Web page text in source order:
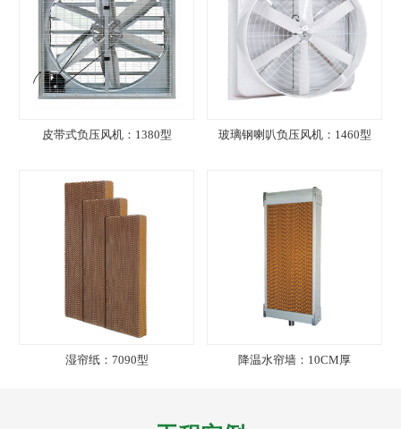
皮带式负压风机：1380型 玻璃钢喇叭负压风机：1460型
湿帘纸：7090型 降温水帘墙：10CM厚